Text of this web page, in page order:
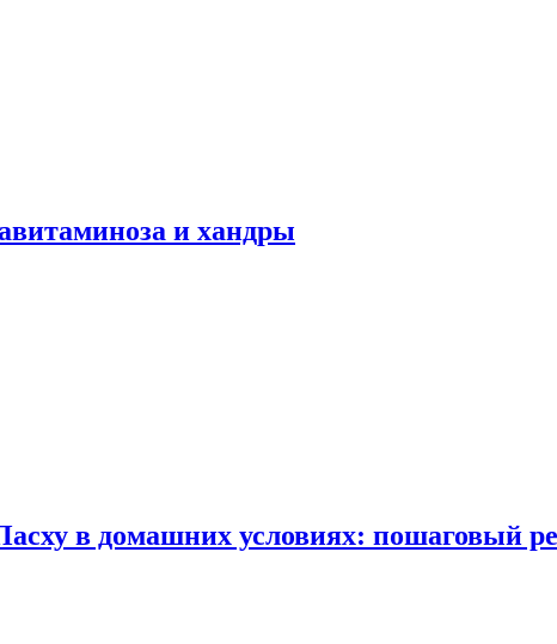
и хандры
в домашних условиях: пошаговый